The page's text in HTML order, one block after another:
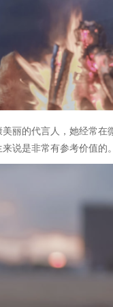
丽的代言人，她经常在
说是非常有参考价值的